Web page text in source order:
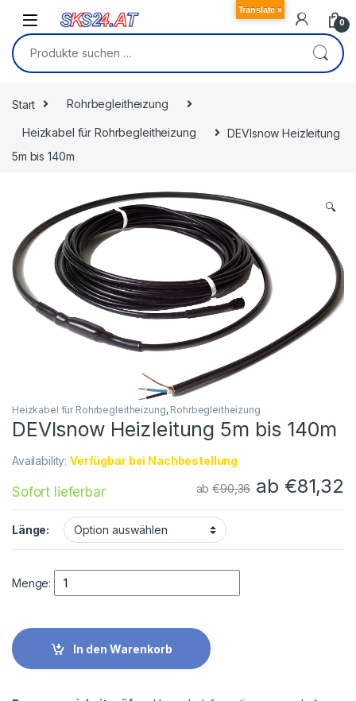
0
Suchen nach:
Start Rohrbegleitheizung
Heizkabel für Rohrbegleitheizung
DEVIsnow Heizleitung
5m bis 140m
🔍
Heizkabel für Rohrbegleitheizung, Rohrbegleitheizung
DEVIsnow Heizleitung 5m bis 140m
Availability:Verfügbar bei Nachbestellung
Sofort lieferbar ab€90,36 ab €81,32
Länge:
Menge:
Quantity
In den Warenkorb
Translate »